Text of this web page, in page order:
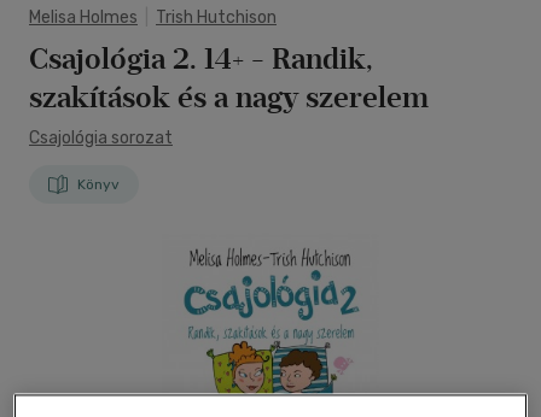
Melisa Holmes Trish Hutchison
Csajológia 2. 14+ - Randik,
szakítások és a nagy szerelem
Csajológia sorozat
Könyv